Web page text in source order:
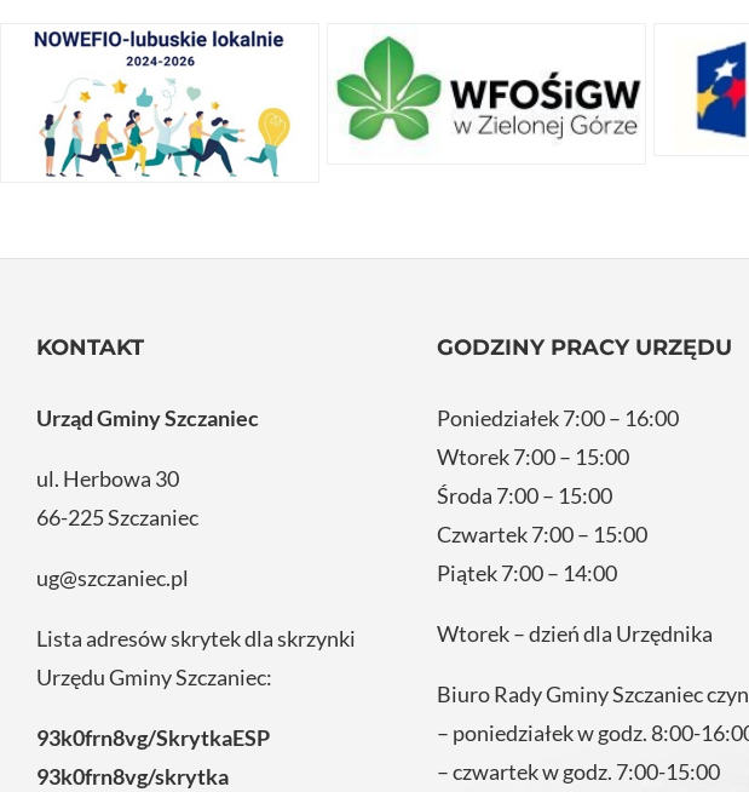
KONTAKT
Urząd Gminy Szczaniec
ul. Herbowa 30
66-225 Szczaniec
ug@szczaniec.pl
Lista adresów skrytek dla skrzynki
Urzędu Gminy Szczaniec:
93k0frn8vg/SkrytkaESP
93k0frn8vg/skrytka
GODZINY PRACY URZĘDU
Poniedziałek 7:00 – 16:00
Wtorek 7:00 – 15:00
Środa 7:00 – 15:00
Czwartek 7:00 – 15:00
Piątek 7:00 – 14:00
Wtorek – dzień dla Urzędnika
Biuro Rady Gminy Szczaniec
– poniedziałek w godz. 8:00-
– czwartek w godz. 7:00-15:00